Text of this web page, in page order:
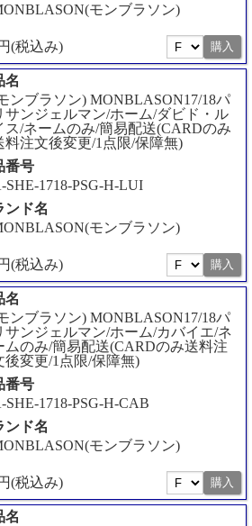
モンブラソン)
(税込み)
名
ンブラソン) MONBLASON17/18パ
サンジェルマン/ホーム/ダビド・ル
ス/ネームのみ/簡易配送(CARDのみ
料注文後変更/1点限/保障無)
番号
SHE-1718-PSG-H-LUI
ンド名
モンブラソン)
(税込み)
名
ンブラソン) MONBLASON17/18パ
サンジェルマン/ホーム/カバイエ/ネ
ムのみ/簡易配送(CARDのみ送料注
後変更/1点限/保障無)
番号
SHE-1718-PSG-H-CAB
ンド名
モンブラソン)
(税込み)
名